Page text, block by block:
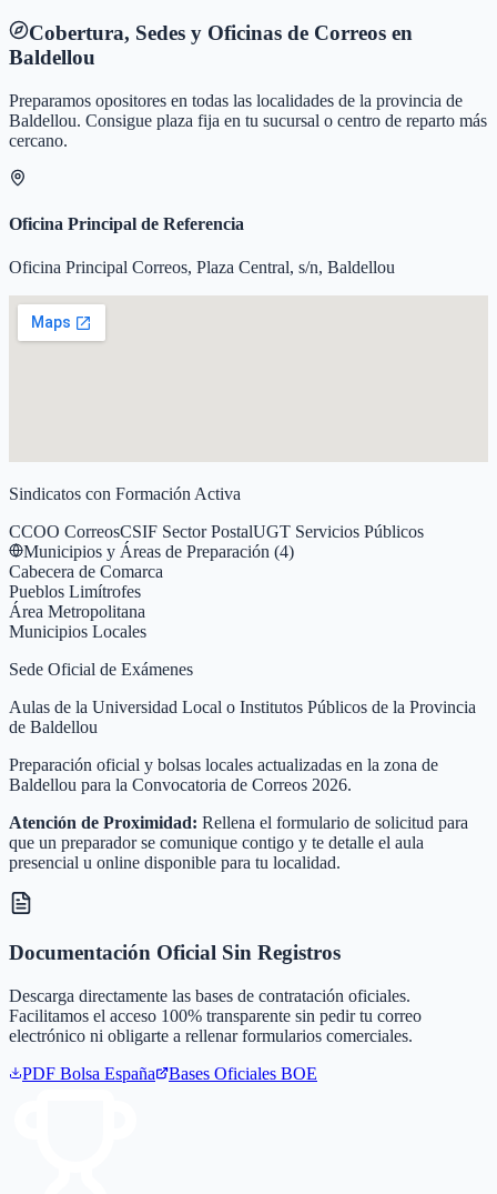
Cobertura, Sedes y Oficinas de Correos en
Baldellou
Preparamos opositores en todas las localidades de la provincia de
Baldellou. Consigue plaza fija en tu sucursal o centro de reparto más
cercano.
Oficina Principal de Referencia
Oficina Principal Correos, Plaza Central, s/n, Baldellou
Sindicatos con Formación Activa
CCOO CorreosCSIF Sector PostalUGT Servicios Públicos
Municipios y Áreas de Preparación (4)
Cabecera de Comarca
Pueblos Limítrofes
Área Metropolitana
Municipios Locales
Sede Oficial de Exámenes
Aulas de la Universidad Local o Institutos Públicos de la Provincia
de Baldellou
Preparación oficial y bolsas locales actualizadas en la zona de
Baldellou para la Convocatoria de Correos 2026.
Atención de Proximidad: Rellena el formulario de solicitud para
que un preparador se comunique contigo y te detalle el aula
presencial u online disponible para tu localidad.
Documentación Oficial Sin Registros
Descarga directamente las bases de contratación oficiales.
Facilitamos el acceso 100% transparente sin pedir tu correo
electrónico ni obligarte a rellenar formularios comerciales.
PDF Bolsa España Bases Oficiales BOE